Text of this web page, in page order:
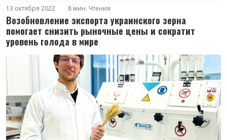
13 октября 2022 8 мин. Чтения
Возобновление экспорта украинского зерна
помогает снизить рыночные цены и сократит
уровень голода в мире